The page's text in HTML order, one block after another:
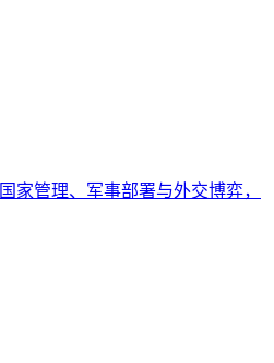
家管理、军事部署与外交博弈，